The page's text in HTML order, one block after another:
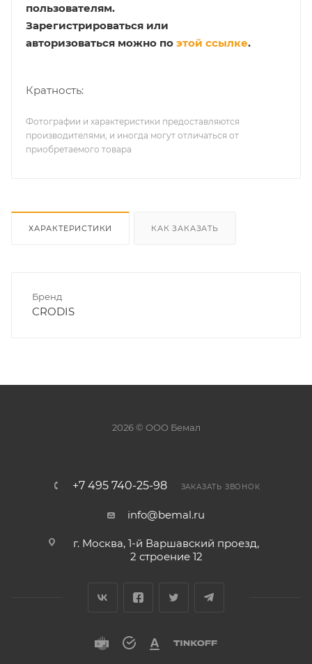
пользователям.
Зарегистрироваться или
авторизоваться можно по этой ссылке.
Кратность:
Фотографии и характеристики предоставляются
производителями, и иногда могут отличаться от
приобретаемого товара
ХАРАКТЕРИСТИКИ КАК ЗАКАЗАТЬ
Бренд
CRODIS
2026 © ООО Бемал
+7 495 740-25-98 ЗАКАЗАТЬ ЗВОНОК
info@bemal.ru
г. Москва, 1-й Варшавский проезд,
2 строение 12